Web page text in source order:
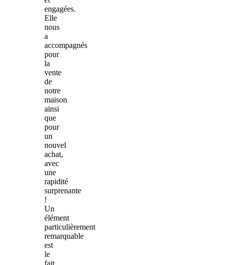
engagées.
Elle
nous
a
accompagnés
pour
la
vente
de
notre
maison
ainsi
que
pour
un
nouvel
achat,
avec
une
rapidité
surprenante
!
Un
élément
particulièrement
remarquable
est
le
fait